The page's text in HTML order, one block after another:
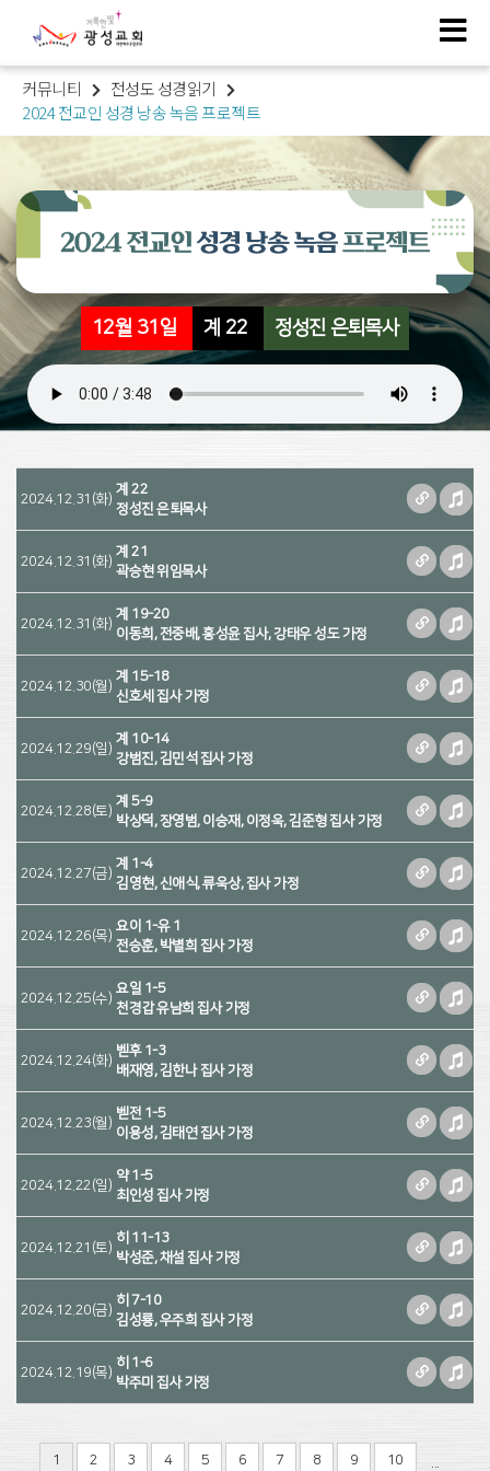
커뮤니티
전성도 성경읽기
2024 전교인 성경 낭송 녹음 프로젝트
12월 31일 계 22 정성진 은퇴목사
2024.12.31(화)
계 22
정성진 은퇴목사
2024.12.31(화)
계 21
곽승현 위임목사
2024.12.31(화)
계 19-20
이동희, 전중배, 홍성윤 집사, 강태우 성도 가정
2024.12.30(월)
계 15-18
신호세 집사 가정
2024.12.29(일)
계 10-14
강범진, 김민석 집사 가정
2024.12.28(토)
계 5-9
박상덕, 장영범, 이승재, 이정욱, 김준형 집사 가정
2024.12.27(금)
계 1-4
김영현, 신애식, 류욱상, 집사 가정
2024.12.26(목)
요이 1-유 1
전승훈, 박별희 집사 가정
2024.12.25(수)
요일 1-5
천경갑 유남희 집사 가정
2024.12.24(화)
벧후 1-3
배재영, 김한나 집사 가정
2024.12.23(월)
벧전 1-5
이용성, 김태연 집사 가정
2024.12.22(일)
약 1-5
최인성 집사 가정
2024.12.21(토)
히 11-13
박성준, 채설 집사 가정
2024.12.20(금)
히 7-10
김성룡, 우주희 집사 가정
2024.12.19(목)
히 1-6
박주미 집사 가정
1 2 3 4 5 6 7 8 9 10